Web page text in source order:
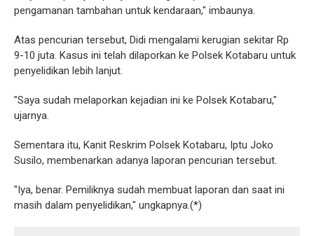
pengamanan tambahan untuk kendaraan," imbaunya.
Atas pencurian tersebut, Didi mengalami kerugian sekitar Rp
9-10 juta. Kasus ini telah dilaporkan ke Polsek Kotabaru untuk
penyelidikan lebih lanjut.
"Saya sudah melaporkan kejadian ini ke Polsek Kotabaru,"
ujarnya.
Sementara itu, Kanit Reskrim Polsek Kotabaru, Iptu Joko
Susilo, membenarkan adanya laporan pencurian tersebut.
"Iya, benar. Pemiliknya sudah membuat laporan dan saat ini
masih dalam penyelidikan," ungkapnya.(*)